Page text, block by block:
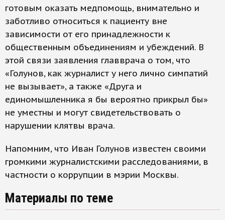
готовым оказать медпомощь, внимательно и
заботливо относиться к пациенту вне
зависимости от его принадлежности к
общественным объединениям и убеждений. В
этой связи заявления главврача о том, что
«Голунов, как журналист у него лично симпатий
не вызывает», а также «Друга и
единомышленника я бы вероятно прикрыл бы»
не уместны и могут свидетельствовать о
нарушении клятвы врача.
Напомним, что Иван Голунов известен своими
громкими журналистскими расследованиями, в
частности о коррупции в мэрии Москвы.
Материалы по теме